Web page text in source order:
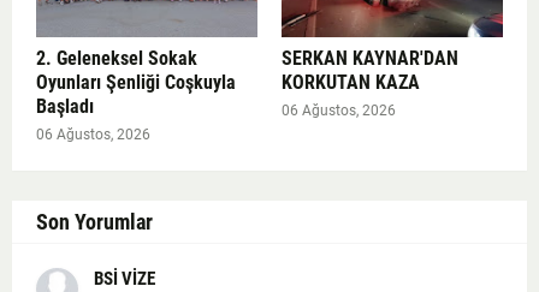
2. Geleneksel Sokak
Oyunları Şenliği Coşkuyla
Başladı
06 Ağustos, 2026
SERKAN KAYNAR'DAN
KORKUTAN KAZA
06 Ağustos, 2026
Son Yorumlar
BSİ VİZE